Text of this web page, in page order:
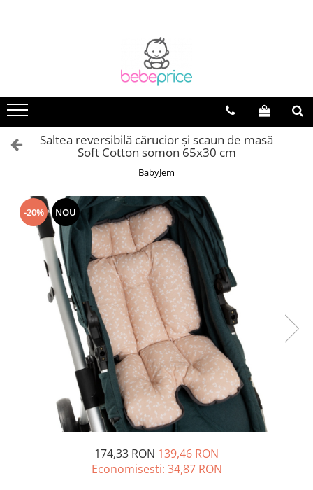
Saltea reversibilă cărucior și scaun de masă
Soft Cotton somon 65x30 cm
BabyJem
-20% NOU
174,33 RON 139,46 RON
Economisesti: 34,87 RON